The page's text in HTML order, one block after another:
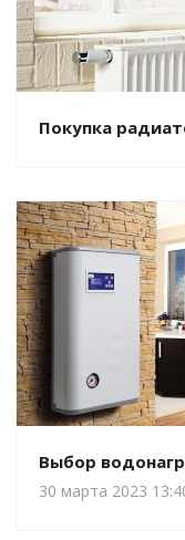
Покупка
Выбор
30 марта 2023